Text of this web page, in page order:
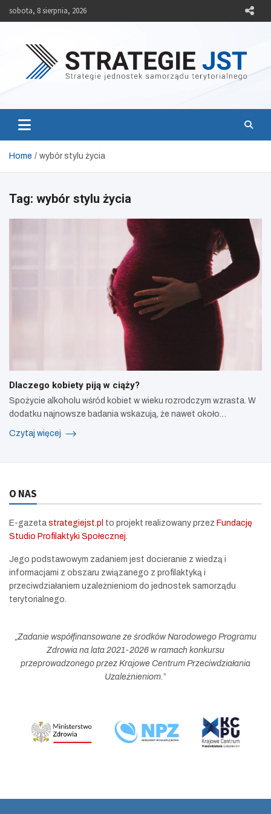
sobota, 8 sierpnia, 2026
Strategie JST
Home wybór stylu życia
Tag: wybór stylu życia
Dlaczego kobiety piją w ciąży?
Spożycie alkoholu wśród kobiet w wieku rozrodczym wzrasta. W
dodatku najnowsze badania wskazują, że nawet około…
Czytaj więcej
O NAS
E-gazeta strategiejst.pl to projekt realizowany przez Fundację
Studio Profilaktyki Społecznej
Jego podstawowym zadaniem jest docieranie z wiedzą i
informacjami z obszaru związanego z profilaktyką i
przeciwdziałaniem uzależnieniom do jednostek samorządu
terytorialnego.
Zadanie współfinansowane ze środków Narodowego Programu
Zdrowia na lata 2021-2026 w ramach konkursu
przeprowadzonego przez Krajowe Centrum Przeciwdziałania
Uzależnieniom. ”